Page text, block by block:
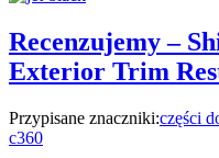
Recenzujemy –
Exterior Trim
Przypisane znaczniki:części
c360